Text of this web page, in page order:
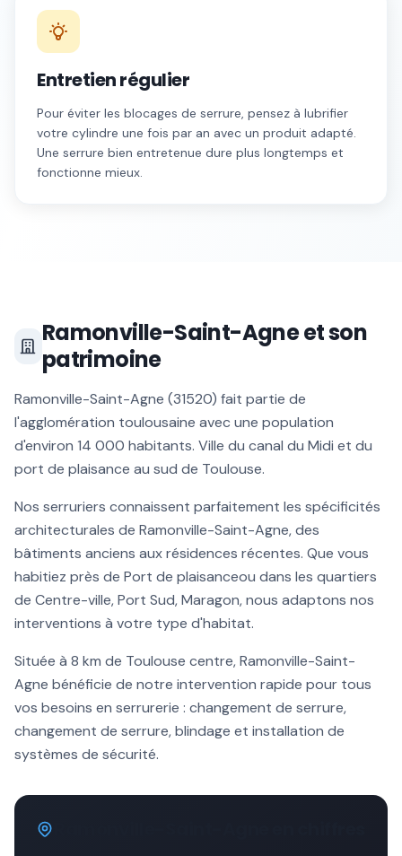
Entretien régulier
Pour éviter les blocages de serrure, pensez à lubrifier
votre cylindre une fois par an avec un produit adapté.
Une serrure bien entretenue dure plus longtemps et
fonctionne mieux.
Ramonville-Saint-Agneet son
patrimoine
Ramonville-Saint-Agne (31520) fait partie de
l'agglomération toulousaine avec une population
d'environ 14 000 habitants. Ville du canal du Midi et du
port de plaisance au sud de Toulouse.
Nos serruriers connaissent parfaitement les spécificités
architecturales de Ramonville-Saint-Agne, des
bâtiments anciens aux résidences récentes. Que vous
habitiez près de Port de plaisanceou dans les quartiers
de Centre-ville, Port Sud, Maragon, nous adaptons nos
interventions à votre type d'habitat.
Située à 8 km de Toulouse centre,Ramonville-Saint-
Agne bénéficie de notre intervention rapide pour tous
vos besoins en serrurerie : changement de serrure,
changement de serrure, blindage et installation de
systèmes de sécurité.